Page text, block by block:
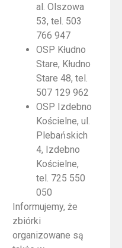
al. Olszowa
53, tel. 503
766 947
OSP Kłudno
Stare, Kłudno
Stare 48, tel.
507 129 962
OSP Izdebno
Kościelne, ul.
Plebańskich
4, Izdebno
Kościelne,
tel. 725 550
050
Informujemy, że
zbiórki
organizowane są